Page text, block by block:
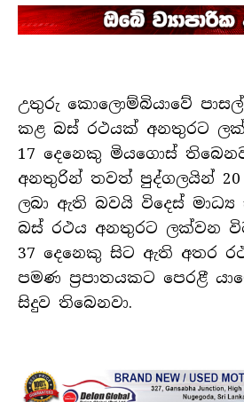
උතුරු කොලොම්බියාවේ පාසල්
කළ බස් රථයක් අනතුරට
17 දෙනෙකු මියගොස්
අනතුරින් තවත් පුද්ගලයින් 20
ලබා ඇති බවයි විදෙස් මාධ්‍ය
බස් රථය අනතුරට ලක්වන
37 දෙනෙකු සිට ඇති අතර
පමණ ප්‍රපාතයකට පෙරළී
සිදුව තිබෙනවා.